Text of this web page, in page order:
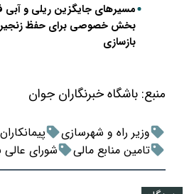
مسیرهای جایگزین ریلی و آبی
بخش خصوصی برای حفظ زنجیره
بازسازی
منبع: باشگاه خبرنگاران جوان
وزیر راه و شهرسازی پیمانکاران
تامین منابع مالی
شورای عالی